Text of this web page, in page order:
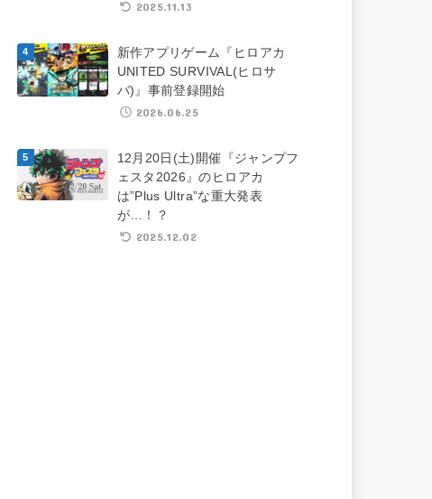
2025.11.13
新作アプリゲーム『ヒロアカ
UNITED SURVIVAL(ヒロサ
バ)』事前登録開始
2026.06.25
12月20日(土)開催『ジャンプフ
ェスタ2026』のヒロアカ
は”Plus Ultra”な重大発表
が…！？
2025.12.02